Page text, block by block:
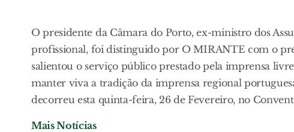
O presidente da Câmara do Porto, ex-ministro dos
profissional, foi distinguido por O MIRANTE com o
salientou o serviço público prestado pela imprensa
manter viva a tradição da imprensa regional
decorreu esta quinta-feira, 26 de Fevereiro, no
Mais Notícias